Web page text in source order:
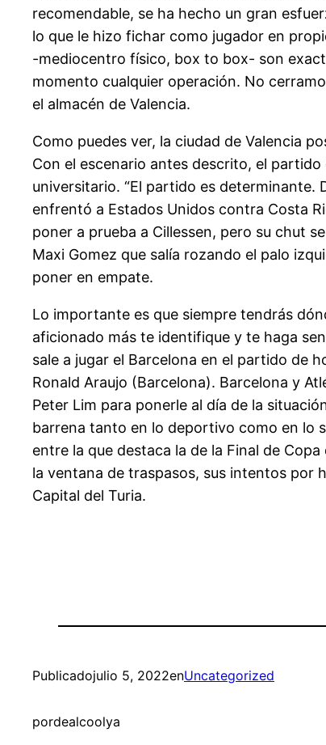
recomendable, se ha hecho un gran
lo que le hizo fichar como jugador en
-mediocentro físico, box to box- son
momento cualquier operación. No
el almacén de Valencia.
Como puedes ver, la ciudad de Valencia
Con el escenario antes descrito, el
universitario. “El partido es determinante.
enfrentó a Estados Unidos contra Costa
poner a prueba a Cillessen, pero su chut
Maxi Gomez que salía rozando el palo
poner en empate.
Lo importante es que siempre tendrás
aficionado más te identifique y te haga
sale a jugar el Barcelona en el partido de
Ronald Araujo (Barcelona). Barcelona y
Peter Lim para ponerle al día de la
barrena tanto en lo deportivo como en lo
entre la que destaca la de la Final de
la ventana de traspasos, sus intentos por
Capital del Turia.
Publicadojulio 5, 2022enUncategorized
pordealcoolya